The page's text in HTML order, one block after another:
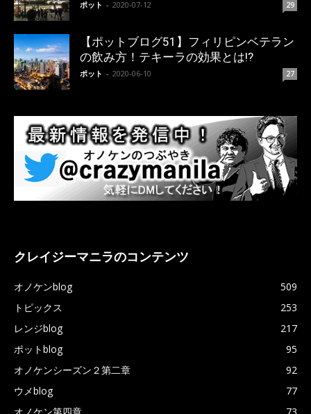
ポット - 2020-07-12 29
【ポットブログ51】フィリピンベテラン
の飲み方！テキーラの効果とは!?
ポット - 2020-06-10 27
クレイジーマニラのコンテンツ
オノケンblog
509
トピックス
253
レンジblog
217
ポットblog
95
オノケンシーズン２第二章
92
ウメblog
77